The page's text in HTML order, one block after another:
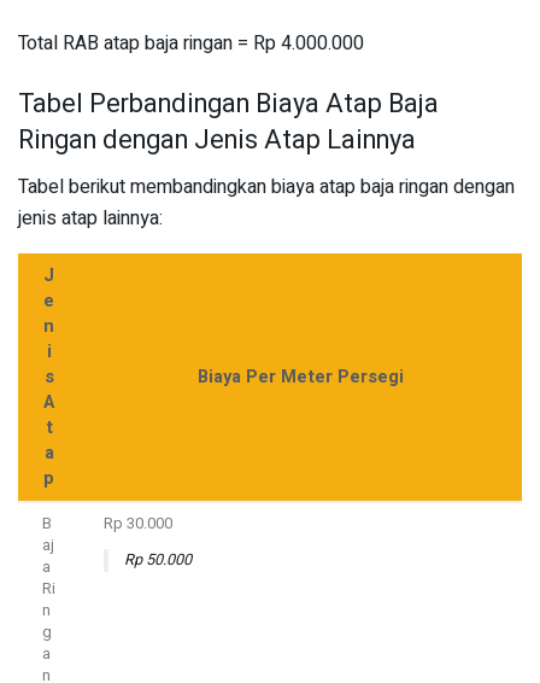
Total RAB atap baja ringan = Rp 4.000.000
Tabel Perbandingan Biaya Atap Baja
Ringan dengan Jenis Atap Lainnya
Tabel berikut membandingkan biaya atap baja ringan dengan
jenis atap lainnya:
J
e
n
i
s
A
t
a
p
Biaya Per Meter Persegi
B
aj
a
Ri
n
g
a
n
Rp 30.000
Rp 50.000